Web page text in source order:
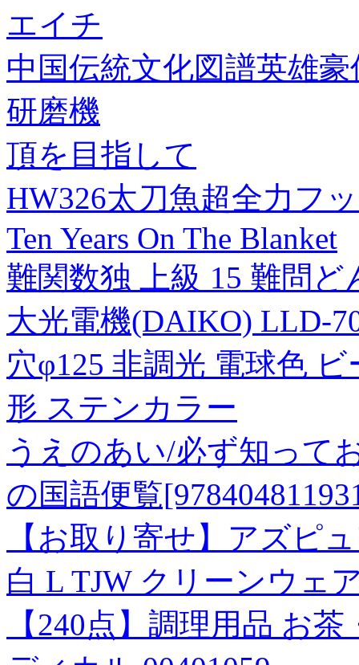
エイチ
中国伝統文化図譜英雄豪
研磨機
頂を目指して
HW326太刀魚超全力フ
Ten Years On The Blanket
難関数独 上級 15 難問ど
大光電機(DAIKO) LLD-
穴φ125 非調光 電球色
形 ステンカラー
うえのあい/必ず知って
の国語便覧
【お取り寄せ】アズピ
白 L TJW クリーンウェ
【240点】調理用品 お